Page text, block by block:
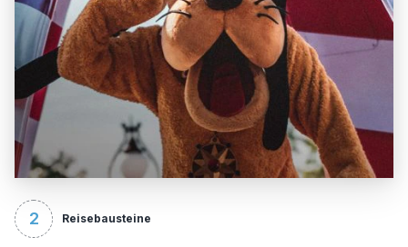
2 Reisebausteine